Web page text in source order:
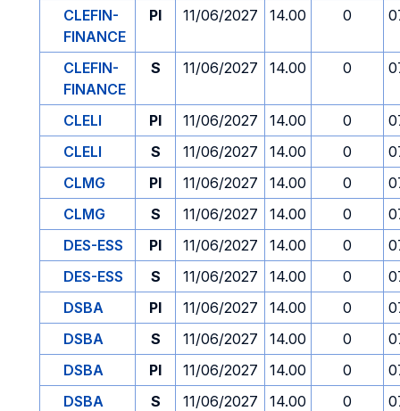
CLEFIN-
FINANCE
PI 11/06/2027 14.00 0
CLEFIN-
FINANCE
S 11/06/2027 14.00 0
CLELI PI 11/06/2027 14.00 0
CLELI
S 11/06/2027 14.00 0
CLMG
PI 11/06/2027 14.00 0
CLMG
S 11/06/2027 14.00 0
DES-ESS
PI 11/06/2027 14.00 0
DES-ESS
S 11/06/2027 14.00 0
DSBA
PI 11/06/2027 14.00 0
DSBA
S 11/06/2027 14.00 0
DSBA
PI 11/06/2027 14.00 0
DSBA
S 11/06/2027 14.00 0